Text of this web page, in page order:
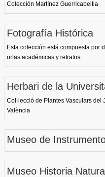
Colección Martínez Guerricabeitia
Fotografía Histórica
Esta colección está compuesta por
orlas académicas y retratos.
Herbari de la
Col·lecció de Plantes Vasculars del
València
Museo de
Museo Historia